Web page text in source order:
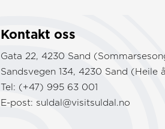
Kontakt oss
Gata 22, 4230 Sand
Sandsvegen 134, 4230 Sand (Heile
Tel: (+47) 995 63 001
E-post: suldal@visitsuldal.no